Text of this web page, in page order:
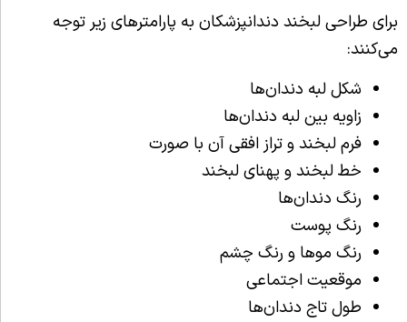
برای طراحی لبخند دندانپزشکان به پارامترهای زیر توجه
می‌کنند:
شکل لبه دندان‌ها
زاویه بین لبه دندان‌ها
فرم لبخند و تراز افقی آن با صورت
خط لبخند و پهنای لبخند
رنگ دندان‌ها
رنگ پوست
رنگ موها و رنگ چشم
موقعیت اجتماعی
طول تاج دندان‌ها